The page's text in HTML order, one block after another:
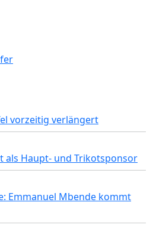
vorzeitig verlängert
als Haupt- und Trikotsponsor
Emmanuel Mbende kommt